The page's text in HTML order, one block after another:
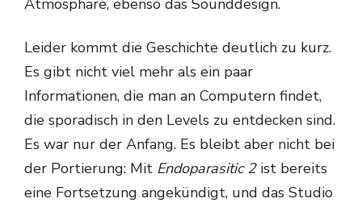
Leider kommt die Geschichte deutlich zu kurz.
Es gibt nicht viel mehr als ein paar
Informationen, die man an Computern findet,
die sporadisch in den Levels zu entdecken sind.
Es war nur der Anfang. Es bleibt aber nicht bei
der Portierung: Mit Endoparasitic 2ist bereits
eine Fortsetzung angekündigt, und das Studio